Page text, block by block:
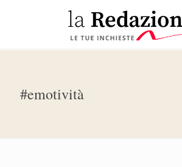
#emotività